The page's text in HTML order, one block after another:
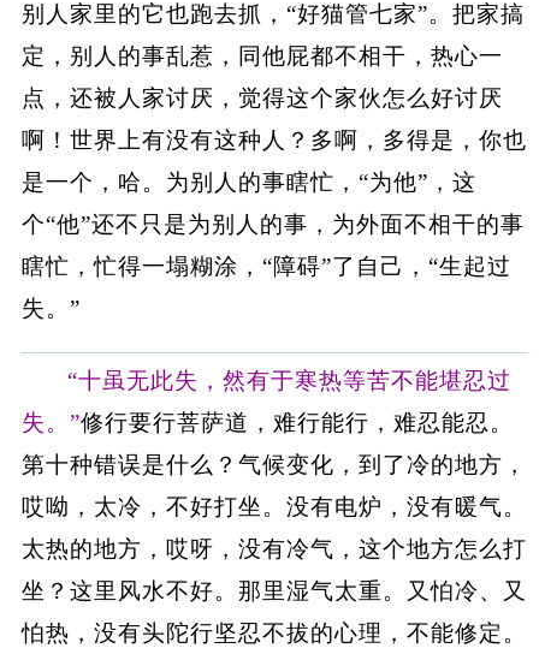
别人家里的它也跑去抓，“好猫管七家”。把家搞
定，别人的事乱惹，同他屁都不相干，热心一
点，还被人家讨厌，觉得这个家伙怎么好讨厌
啊！世界上有没有这种人？多啊，多得是，你也
是一个，哈。为别人的事瞎忙，“为他”，这
个“他”还不只是为别人的事，为外面不相干的事
瞎忙，忙得一塌糊涂，“障碍”了自己，“生起过
失。”
“十虽无此失，然有于寒热等苦不能堪忍过
失。”修行要行菩萨道，难行能行，难忍能忍。
第十种错误是什么？气候变化，到了冷的地方，
哎呦，太冷，不好打坐。没有电炉，没有暖气。
太热的地方，哎呀，没有冷气，这个地方怎么打
坐？这里风水不好。那里湿气太重。又怕冷、又
怕热，没有头陀行坚忍不拔的心理，不能修定。